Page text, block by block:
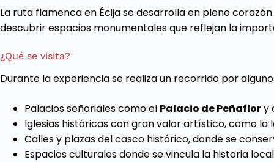
La ruta flamenca en Écija se desarrolla en pleno
descubrir espacios monumentales que reflejan la
¿Qué se visita?
Durante la experiencia se realiza un recorrido por
Palacios señoriales como el Palacio de Peñaflory
Iglesias históricas con gran valor artístico, como la
Calles y plazas del casco histórico, donde se
Espacios culturales donde se vincula la historia